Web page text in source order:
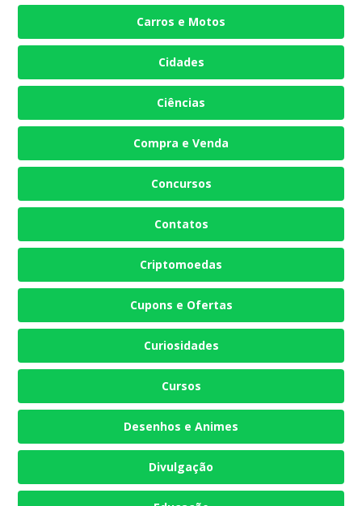
Carros e Motos
Cidades
Ciências
Compra e Venda
Concursos
Contatos
Criptomoedas
Cupons e Ofertas
Curiosidades
Cursos
Desenhos e Animes
Divulgação